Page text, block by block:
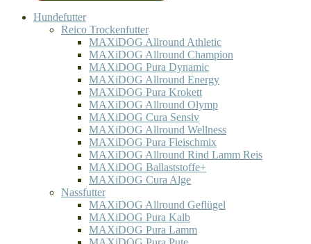
Hundefutter
Reico Trockenfutter
MAXiDOG Allround Athletic
MAXiDOG Allround Champion
MAXiDOG Pura Dynamic
MAXiDOG Allround Energy
MAXiDOG Pura Krokett
MAXiDOG Allround Olymp
MAXiDOG Cura Sensiv
MAXiDOG Allround Wellness
MAXiDOG Pura Fleischmix
MAXiDOG Allround Rind Lamm Reis
MAXiDOG Ballaststoffe+
MAXiDOG Cura Alge
Nassfutter
MAXiDOG Allround Geflügel
MAXiDOG Pura Kalb
MAXiDOG Pura Lamm